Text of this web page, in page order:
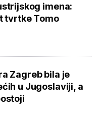
imena:
tvrtke Tomo
Zagreb bila je
u Jugoslaviji, a